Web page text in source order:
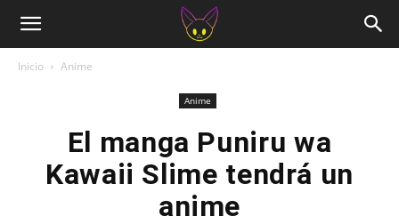
Inicio Anime
Anime
El manga Puniru wa
Kawaii Slime tendrá un
anime